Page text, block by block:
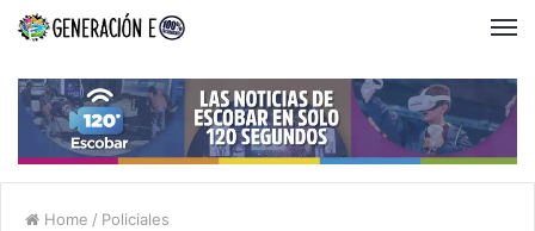
Home / Policiales